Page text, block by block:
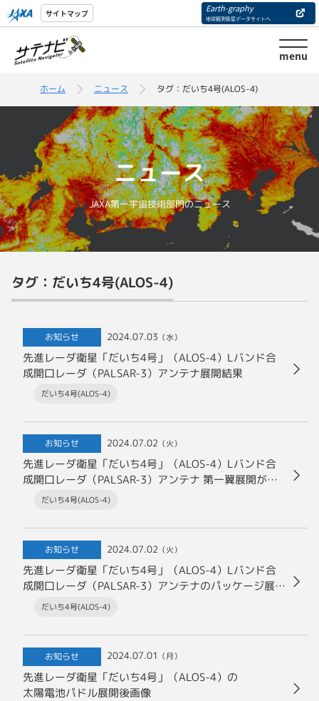
サイトマップ Earth-graphy
地球観測衛星データサイトへ
menu
ホーム ニュース タグ：だいち4号(ALOS-4)
ニュース
JAXA第一宇宙技術部門のニュース
タグ：だいち4号(ALOS-4)
お知らせ 2024.07.03 （水）
先進レーダ衛星「だいち4号」（ALOS-4）Lバンド合
成開口レーダ（PALSAR-3）アンテナ展開結果
だいち4号(ALOS-4)
お知らせ 2024.07.02 （火）
先進レーダ衛星「だいち4号」（ALOS-4）Lバンド合
成開口レーダ（PALSAR-3）アンテナ 第一翼展開が正
常に行われました
だいち4号(ALOS-4)
お知らせ 2024.07.02 （火）
先進レーダ衛星「だいち4号」（ALOS-4）Lバンド合
成開口レーダ（PALSAR-3）アンテナのパッケージ展開
結果だいち4号(ALOS-4)
お知らせ 2024.07.01 （月）
先進レーダ衛星「だいち4号」（ALOS-4）の
太陽電池パドル展開後画像